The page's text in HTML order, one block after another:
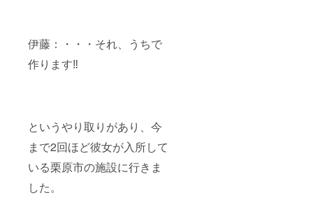
伊藤：・・・それ、うちで
作ります‼️
というやり取りがあり、今
まで2回ほど彼女が入所して
いる栗原市の施設に行きま
した。